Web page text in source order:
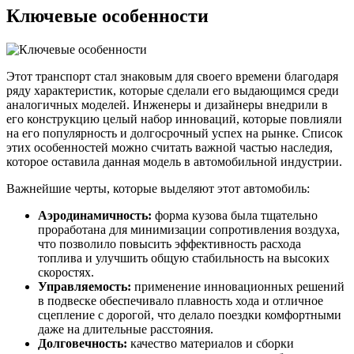
Ключевые особенности
Этот транспорт стал знаковым для своего времени благодаря
ряду характеристик, которые сделали его выдающимся среди
аналогичных моделей. Инженеры и дизайнеры внедрили в
его конструкцию целый набор инноваций, которые повлияли
на его популярность и долгосрочный успех на рынке. Список
этих особенностей можно считать важной частью наследия,
которое оставила данная модель в автомобильной индустрии.
Важнейшие черты, которые выделяют этот автомобиль:
Аэродинамичность: форма кузова была тщательно
проработана для минимизации сопротивления воздуха,
что позволило повысить эффективность расхода
топлива и улучшить общую стабильность на высоких
скоростях.
Управляемость: применение инновационных решений
в подвеске обеспечивало плавность хода и отличное
сцепление с дорогой, что делало поездки комфортными
даже на длительные расстояния.
Долговечность: качество материалов и сборки